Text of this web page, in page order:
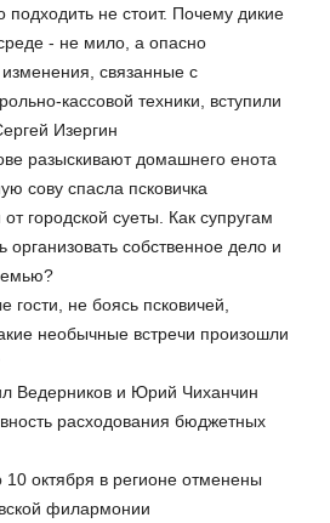
подходить не стоит. Почему дикие
- не мило, а опасно
связанные с
кассовой техники, вступили
Изергин
разыскивают домашнего енота
сову спасла псковичка
городской суеты. Как супругам
собственное дело и
не боясь псковичей,
необычные встречи произошли
Ведерников и Юрий Чиханчин
расходования бюджетных
октября в регионе отменены
филармонии